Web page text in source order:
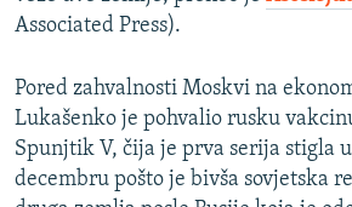
Associated Press).
Pored zahvalnosti Moskvi na
Lukašenko je pohvalio rusku
Spunjtik V, čija je prva serija stigla
decembru pošto je bivša sovjetska